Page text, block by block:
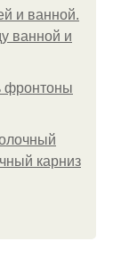
и ванной.
ванной и
фронтоны
карниз